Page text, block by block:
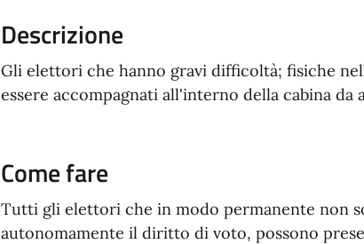
Descrizione
Gli elettori che hanno gravi difficoltà; fisiche
essere accompagnati all'interno della cabina da
Come fare
Tutti gli elettori che in modo permanente non
autonomamente il diritto di voto, possono